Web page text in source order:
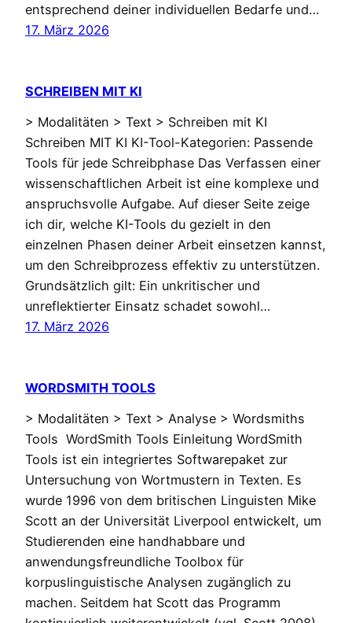
entsprechend deiner individuellen Bedarfe und…
17. März 2026
SCHREIBEN MIT KI
> Modalitäten > Text > Schreiben mit KI
Schreiben MIT KI KI-Tool-Kategorien: Passende
Tools für jede Schreibphase Das Verfassen einer
wissenschaftlichen Arbeit ist eine komplexe und
anspruchsvolle Aufgabe. Auf dieser Seite zeige
ich dir, welche KI-Tools du gezielt in den
einzelnen Phasen deiner Arbeit einsetzen kannst,
um den Schreibprozess effektiv zu unterstützen.
Grundsätzlich gilt: Ein unkritischer und
unreflektierter Einsatz schadet sowohl…
17. März 2026
WORDSMITH TOOLS
> Modalitäten > Text > Analyse > Wordsmiths
Tools WordSmith Tools Einleitung WordSmith
Tools ist ein integriertes Softwarepaket zur
Untersuchung von Wortmustern in Texten. Es
wurde 1996 von dem britischen Linguisten Mike
Scott an der Universität Liverpool entwickelt, um
Studierenden eine handhabbare und
anwendungsfreundliche Toolbox für
korpuslinguistische Analysen zugänglich zu
machen. Seitdem hat Scott das Programm